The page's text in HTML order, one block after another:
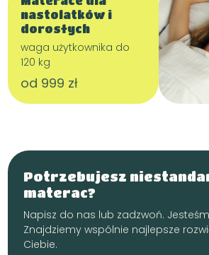
nastolatków i
dorosłych
waga użytkownika do
120 kg
od 999 zł
Potrzebujesz
materac?
Napisz do nas lub zadzwoń.
Znajdziemy wspólnie najlepsze
Ciebie.